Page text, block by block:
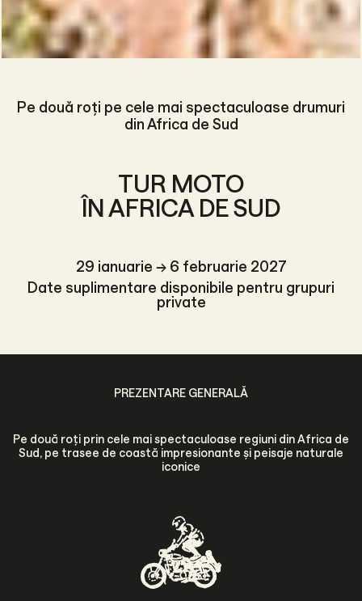
Pe două roți pe cele mai spectaculoase drumuri
din Africa de Sud
TUR MOTO
ÎN AFRICA DE SUD
29 ianuarie → 6 februarie 2027
Date suplimentare disponibile pentru grupuri
private
PREZENTARE GENERALĂ
Pe două roți prin cele mai spectaculoase regiuni din Africa de
Sud, pe trasee de coastă impresionante și peisaje naturale
iconice